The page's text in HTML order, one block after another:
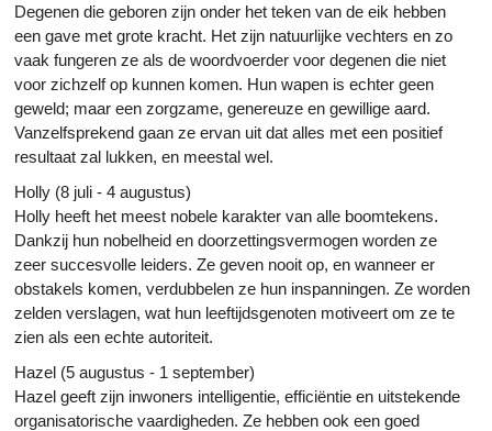
Degenen die geboren zijn onder het teken van de eik hebben
een gave met grote kracht. Het zijn natuurlijke vechters en zo
vaak fungeren ze als de woordvoerder voor degenen die niet
voor zichzelf op kunnen komen. Hun wapen is echter geen
geweld; maar een zorgzame, genereuze en gewillige aard.
Vanzelfsprekend gaan ze ervan uit dat alles met een positief
resultaat zal lukken, en meestal wel.
Holly (8 juli - 4 augustus)
Holly heeft het meest nobele karakter van alle boomtekens.
Dankzij hun nobelheid en doorzettingsvermogen worden ze
zeer succesvolle leiders. Ze geven nooit op, en wanneer er
obstakels komen, verdubbelen ze hun inspanningen. Ze worden
zelden verslagen, wat hun leeftijdsgenoten motiveert om ze te
zien als een echte autoriteit.
Hazel (5 augustus - 1 september)
Hazel geeft zijn inwoners intelligentie, efficiëntie en uitstekende
organisatorische vaardigheden. Ze hebben ook een goed